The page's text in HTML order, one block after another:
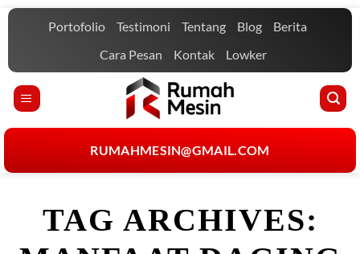
Skip
Portofolio Testimoni Tentang Blog
Berita
Cara Pesan
Kontak Lowker
RUMAHMESIN@GMAIL.COM
TAG ARCHIVES: